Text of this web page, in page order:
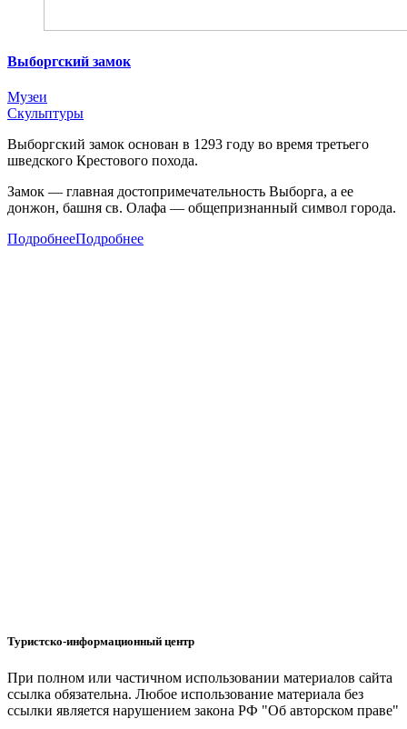
Выборгский замок
Музеи
Скульптуры
Выборгский замок основан в 1293 году во время третьего
шведского Крестового похода.
Замок — главная достопримечательность Выборга, а ее
донжон, башня св. Олафа — общепризнанный символ города.
ПодробнееПодробнее
Туристско-информационный центр
При полном или частичном использовании материалов сайта
ссылка обязательна. Любое использование материала без
ссылки является нарушением закона РФ "Об авторском праве"